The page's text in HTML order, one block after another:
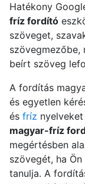
Hatékony
fríz fordító
szöveget,
szövegmezőbe,
beírt szöveg
A fordítás
és egyetlen
és fríz
magyar-fríz
megértésben
szövegét, ha
tanulja. A